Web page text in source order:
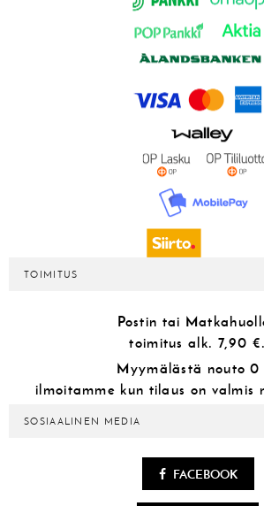
TOIMITUS
Postin tai
toimitus alk. 7,90 €.
Myymälästä nouto 0
ilmoitamme kun tilaus on valmis
SOSIAALINEN MEDIA
FACEBOOK